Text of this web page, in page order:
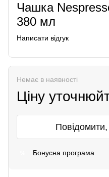
Чашка
380 мл
Написати відгук
Немає в наявності
Ціну
Бонусна програма